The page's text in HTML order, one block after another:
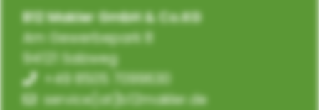
B12 Makler GmbH & Co.KG
Am Gewerbepark 8
94121 Salzweg
+49 8505 7099630
service[at]b12makler.de